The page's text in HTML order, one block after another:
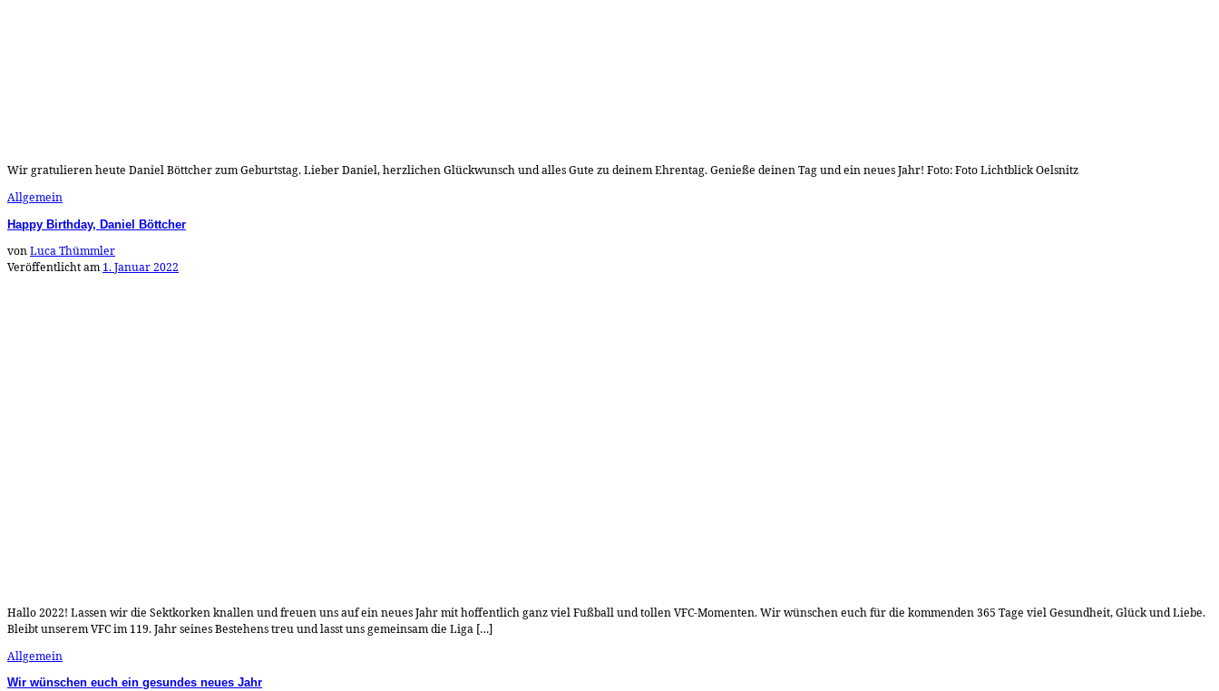
Wir gratulieren heute Daniel Böttcher zum Geburtstag. Lieber Daniel, herzlichen Glückwunsch und alles Gute zu deinem Ehrentag. Genieße deinen Tag und ein neues Jahr! Foto: Foto Lichtblick Oelsnitz
Allgemein
Happy Birthday, Daniel Böttcher
vonLuca Thümmler
Veröffentlicht am1. Januar 2022
Hallo 2022! Lassen wir die Sektkorken knallen und freuen uns auf ein neues Jahr mit hoffentlich ganz viel Fußball und tollen VFC-Momenten. Wir wünschen euch für die kommenden 365 Tage viel Gesundheit, Glück und Liebe.
Bleibt unserem VFC im 119. Jahr seines Bestehens treu und lasst uns gemeinsam die Liga […]
Allgemein
Wir wünschen euch ein gesundes neues Jahr